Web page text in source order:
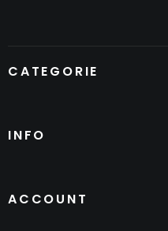
CATEGORIE
INFO
ACCOUNT